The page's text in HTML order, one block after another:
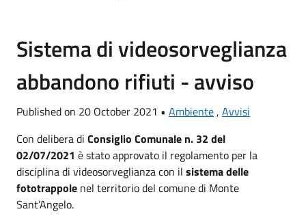
Sistema di videosorveglianza
abbandono rifiuti - avviso
Published on 20 October 2021 • Ambiente, Avvisi
Con delibera di Consiglio Comunale n. 32 del
02/07/2021 è stato approvato il regolamento per la
disciplina di videosorveglianza con il sistema delle
fototrappole nel territorio del comune di Monte
Sant’Angelo.